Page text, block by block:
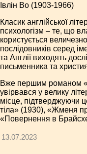
Івлін Во (1903-1966)
Класик англійської
психологізм – те, що
користується
послідовників серед
та Англії виходять
письменника та
Вже першим романом
увірвався у велику
місце, підтверджуючи
тіла» (1930), «Жменя
«Повернення в
13.07.2023